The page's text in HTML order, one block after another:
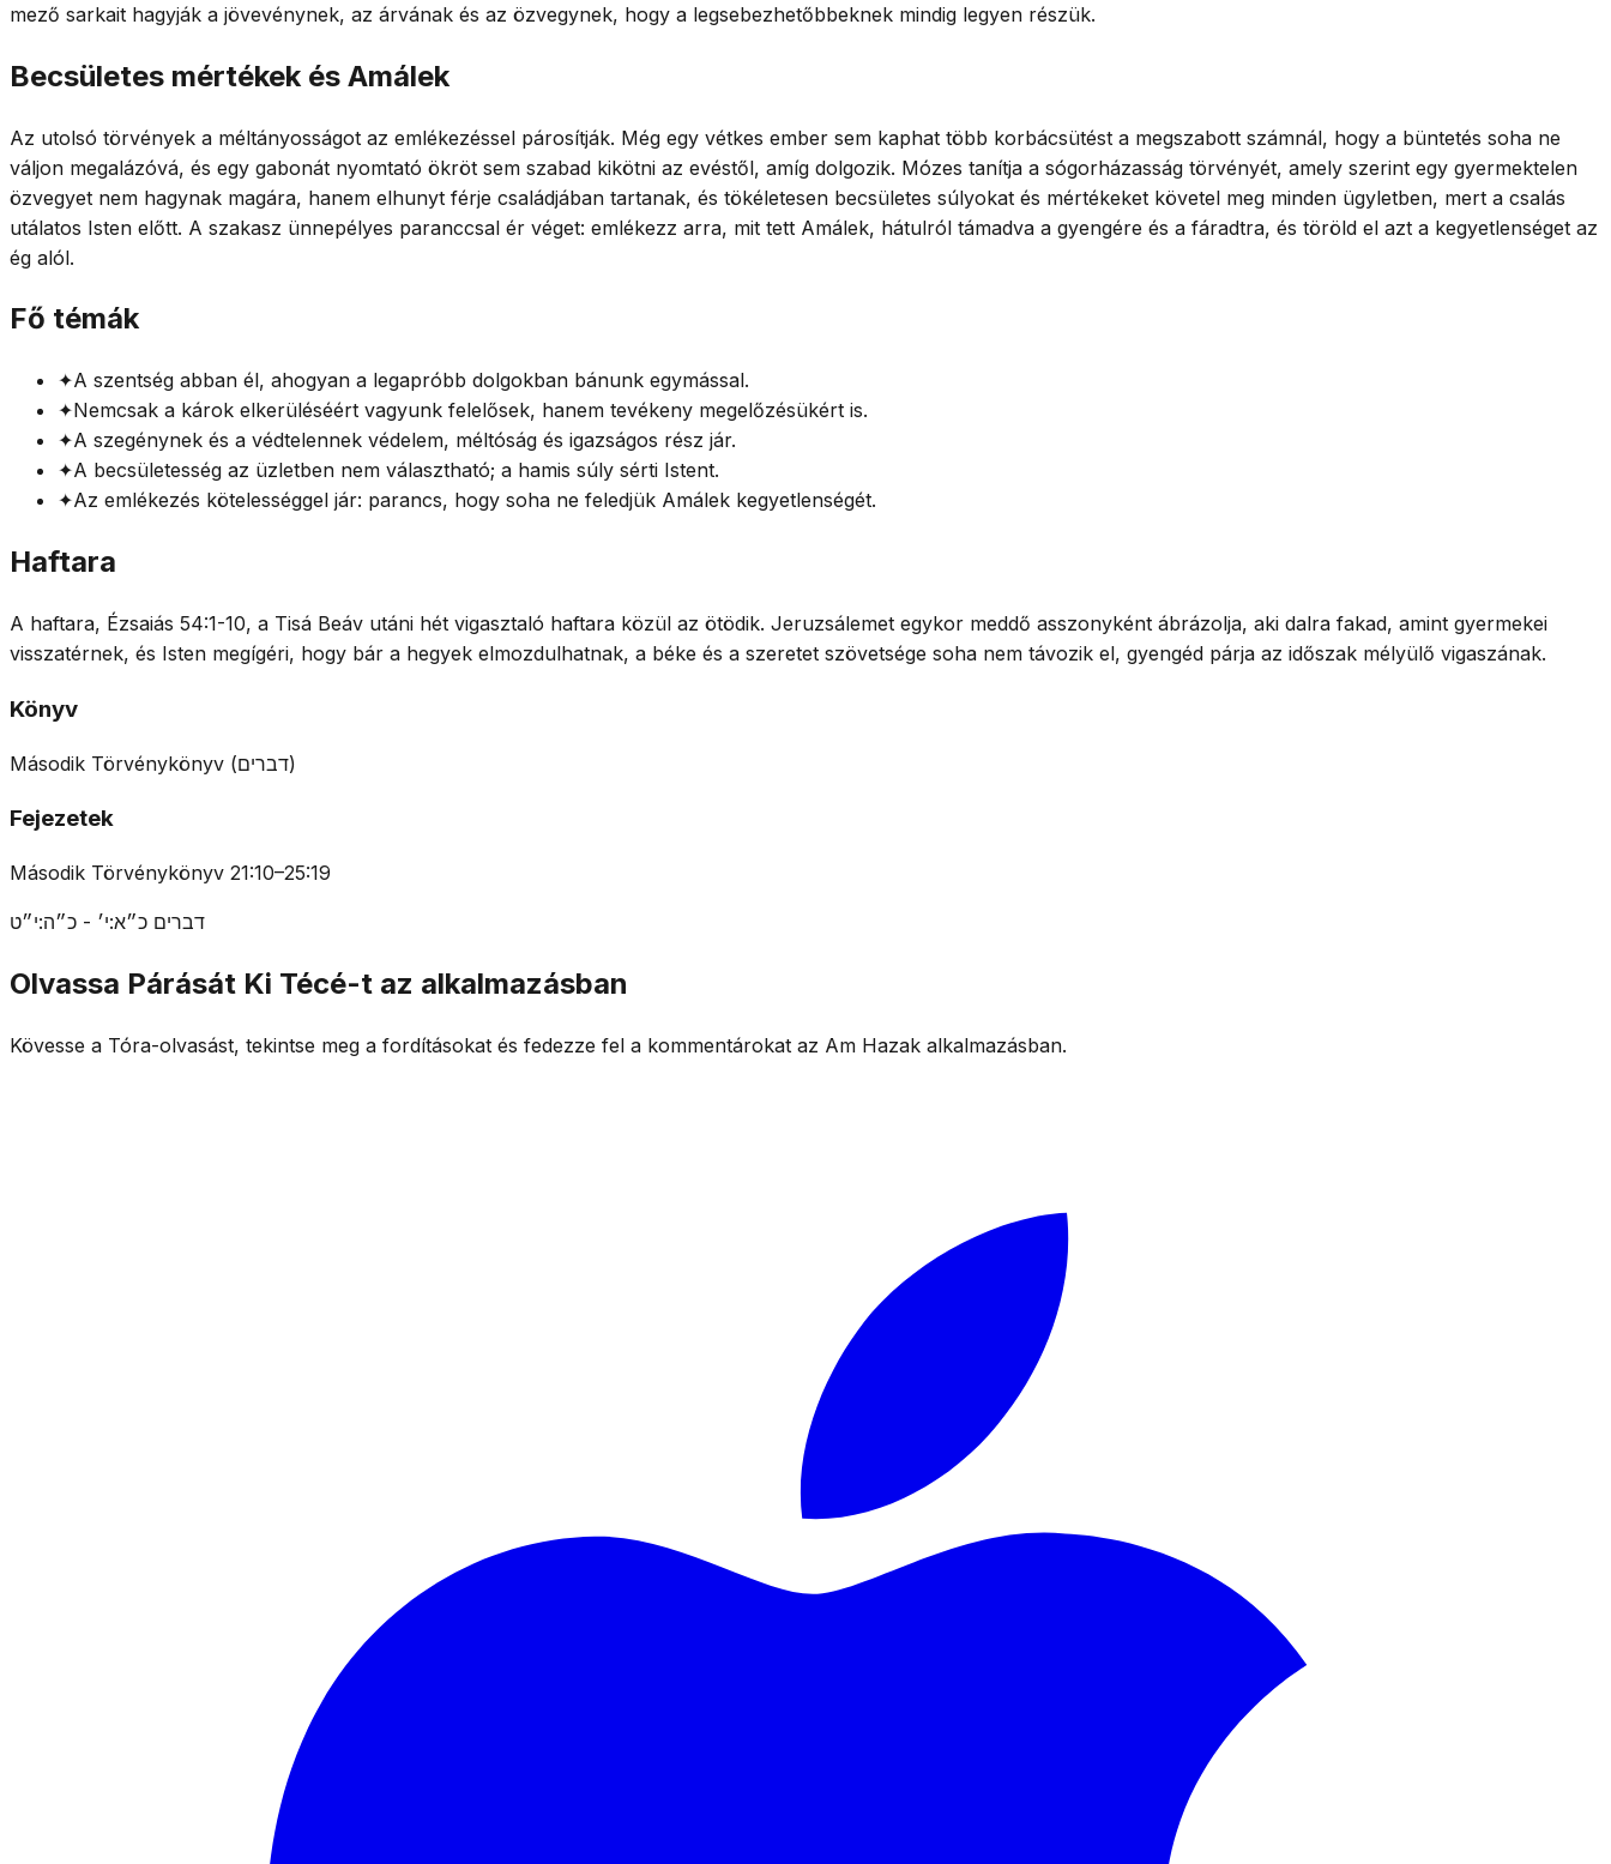
mező sarkait hagyják a jövevénynek, az árvának és az özvegynek, hogy a legsebezhetőbbeknek mindig legyen részük.
Becsületes mértékek és Amálek
Az utolsó törvények a méltányosságot az emlékezéssel párosítják. Még egy vétkes ember sem kaphat több korbácsütést a megszabott számnál, hogy a büntetés soha ne
váljon megalázóvá, és egy gabonát nyomtató ökröt sem szabad kikötni az evéstől, amíg dolgozik. Mózes tanítja a sógorházasság törvényét, amely szerint egy gyermektelen
özvegyet nem hagynak magára, hanem elhunyt férje családjában tartanak, és tökéletesen becsületes súlyokat és mértékeket követel meg minden ügyletben, mert a csalás
utálatos Isten előtt. A szakasz ünnepélyes paranccsal ér véget: emlékezz arra, mit tett Amálek, hátulról támadva a gyengére és a fáradtra, és töröld el azt a kegyetlenséget az
ég alól.
Fő témák
✦A szentség abban él, ahogyan a legapróbb dolgokban bánunk egymással.
✦Nemcsak a károk elkerüléséért vagyunk felelősek, hanem tevékeny megelőzésükért is.
✦A szegénynek és a védtelennek védelem, méltóság és igazságos rész jár.
✦A becsületesség az üzletben nem választható; a hamis súly sérti Istent.
✦Az emlékezés kötelességgel jár: parancs, hogy soha ne feledjük Amálek kegyetlenségét.
Haftara
A haftara, Ézsaiás 54:1-10, a Tisá Beáv utáni hét vigasztaló haftara közül az ötödik. Jeruzsálemet egykor meddő asszonyként ábrázolja, aki dalra fakad, amint gyermekei
visszatérnek, és Isten megígéri, hogy bár a hegyek elmozdulhatnak, a béke és a szeretet szövetsége soha nem távozik el, gyengéd párja az időszak mélyülő vigaszának.
Könyv
Második Törvénykönyv (דברים)
Fejezetek
Második Törvénykönyv 21:10–25:19
דברים כ״א:י׳ - כ״ה:י״ט
Olvassa Párását Ki Técé-t az alkalmazásban
Kövesse a Tóra-olvasást, tekintse meg a fordításokat és fedezze fel a kommentárokat az Am Hazak alkalmazásban.